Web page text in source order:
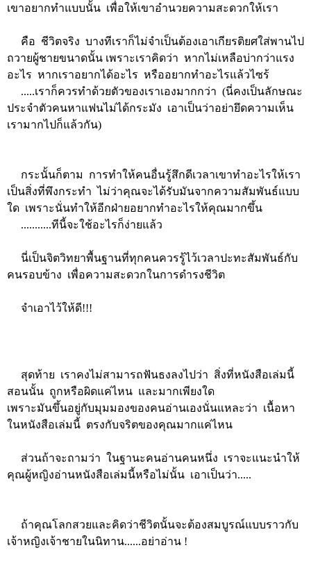
เขาอยากทำแบบนั้น เพื่อให้เขาอำนวยความสะดวกให้เรา
คือ ชีวิตจริง บางทีเราก็ไม่จำเป็นต้องเอาเกียรติยศใส่พานไป
ถวายผู้ชายขนาดนั้น เพราะเราคิดว่า หากไม่เหลือบ่ากว่าแรง
อะไร หากเราอยากได้อะไร หรืออยากทำอะไรแล้วไซร้
.....เราก็ควรทำด้วยตัวของเราเองมากกว่า (นี่คงเป็นลักษณะ
ประจำตัวคนหาแฟนไม่ได้กระมัง เอาเป็นว่าอย่ายึดความเห็น
เรามากไปก็แล้วกัน)
กระนั้นก็ตาม การทำให้คนอื่นรู้สึกดีเวลาเขาทำอะไรให้เรา
เป็นสิ่งที่พึงกระทำ ไม่ว่าคุณจะได้รับมันจากความสัมพันธ์แบบ
ใด เพราะนั่นทำให้อีกฝ่ายอยากทำอะไรให้คุณมากขึ้น
...........ทีนี้จะใช้อะไรก็ง่ายแล้ว
นี่เป็นจิตวิทยาพื้นฐานที่ทุกคนควรรู้ไว้เวลาปะทะสัมพันธ์กับ
คนรอบข้าง เพื่อความสะดวกในการดำรงชีวิต
จำเอาไว้ให้ดี!!!
สุดท้าย เราคงไม่สามารถฟันธงลงไปว่า สิ่งที่หนังสือเล่มนี้
สอนนั้น ถูกหรือผิดแค่ไหน และมากเพียงใด
เพราะมันขึ้นอยู่กับมุมมองของคนอ่านเองนั่นแหละว่า เนื้อหา
ในหนังสือเล่มนี้ ตรงกับจริตของคุณมากแค่ไหน
ส่วนถ้าจะถามว่า ในฐานะคนอ่านคนหนึ่ง เราจะแนะนำให้
คุณผู้หญิงอ่านหนังสือเล่มนี้หรือไม่นั้น เอาเป็นว่า.....
ถ้าคุณโลกสวยและคิดว่าชีวิตนั้นจะต้องสมบูรณ์แบบราวกับ
เจ้าหญิงเจ้าชายในนิทาน......อย่าอ่าน !